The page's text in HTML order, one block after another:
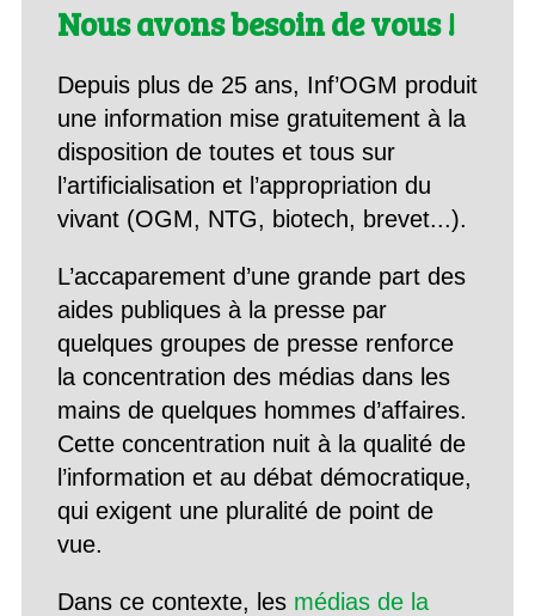
Nous avons besoin de vous !
Depuis plus de 25 ans, Inf’OGM produit
une information mise gratuitement à la
disposition de toutes et tous sur
l’artificialisation et l’appropriation du
vivant (OGM, NTG, biotech, brevet...).
L’accaparement d’une grande part des
aides publiques à la presse par
quelques groupes de presse renforce
la concentration des médias dans les
mains de quelques hommes d’affaires.
Cette concentration nuit à la qualité de
l’information et au débat démocratique,
qui exigent une pluralité de point de
vue.
Dans ce contexte, les médias de la